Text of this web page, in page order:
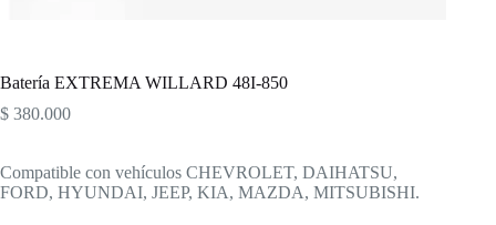
Batería EXTREMA WILLARD 48I-850
$ 380.000
Compatible con vehículos CHEVROLET, DAIHATSU,
FORD, HYUNDAI, JEEP, KIA, MAZDA, MITSUBISHI.